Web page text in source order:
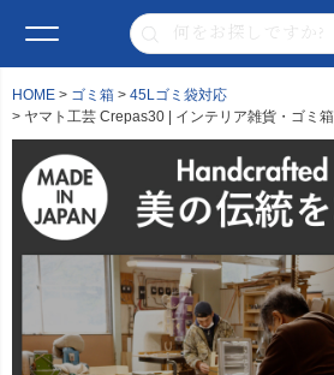
HOME ゴミ箱
45Lゴミ袋対応
ヤマト工芸 Crepas30 | インテリア雑貨・ゴミ箱